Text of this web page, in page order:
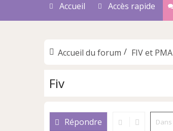
Accueil Accès rapide
Accueil du forum FIV et PMA
Fiv
Répondre